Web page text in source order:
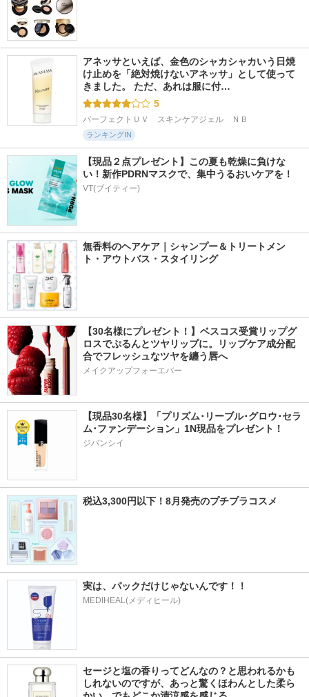
アネッサといえば、金色のシャカシャカいう日焼
け止めを「絶対焼けないアネッサ」として使って
きました。 ただ、あれは服に付…
5
パーフェクトＵＶ　スキンケアジェル　ＮＢ
ランキングIN
【現品２点プレゼント】この夏も乾燥に負けな
い！新作PDRNマスクで、集中うるおいケアを！
VT(ブイティー)
無香料のヘアケア｜シャンプー＆トリートメン
ト・アウトバス・スタイリング
【30名様にプレゼント！】ベスコス受賞リップグ
ロスでぷるんとツヤリップに。リップケア成分配
合でフレッシュなツヤを纏う唇へ
メイクアップフォーエバー
【現品30名様】「プリズム･リーブル･グロウ･セラ
ジバンシイ
税込3,300円以下！8月発売のプチプラコスメ
実は、パックだけじゃないんです！！
MEDIHEAL(メディヒール)
セージと塩の香りってどんなの？と思われるかも
しれないのですが、あっと驚くほわんとした柔ら